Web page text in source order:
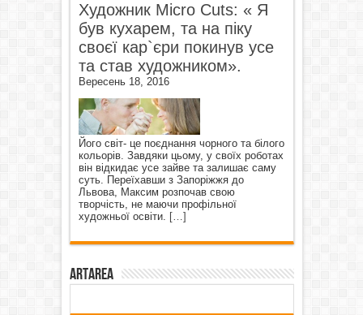
Художник Micro Cuts: « Я
був кухарем, та на піку
своєї кар`єри покинув усе
та став художником».
Вересень 18, 2016
Його світ- це поєднання чорного та білого
кольорів. Завдяки цьому, у своїх роботах
він відкидає усе зайве та залишає саму
суть. Переїхавши з Запоріжжя до
Львова, Максим розпочав свою
творчість, не маючи профільної
художньої освіти. […]
ArtArea